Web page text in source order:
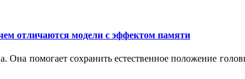
отличаются модели с эффектом памяти
Она помогает сохранить естественное положение